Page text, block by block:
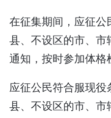
在征集期间，应征
县、不设区的市、
通知，按时参加体格
应征公民符合服现
县、不设区的市、